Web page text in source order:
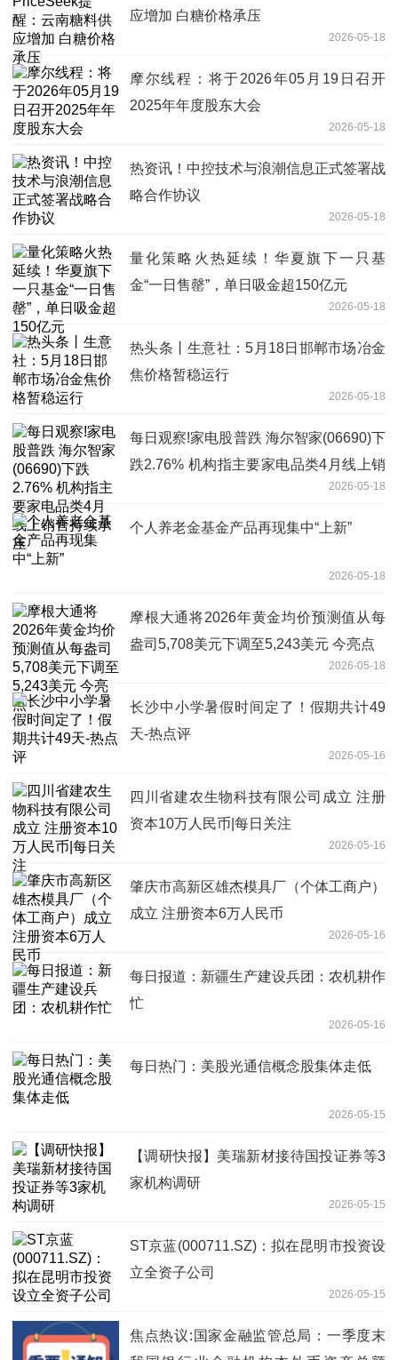
应增加 白糖价格承压
2026-05-18
摩尔线程：将于2026年05月19日召开
2025年年度股东大会
2026-05-18
热资讯！中控技术与浪潮信息正式签署战
略合作协议
2026-05-18
量化策略火热延续！华夏旗下一只基
金“一日售罄”，单日吸金超150亿元
2026-05-18
热头条丨生意社：5月18日邯郸市场冶金
焦价格暂稳运行
2026-05-18
每日观察!家电股普跌 海尔智家(06690)下
跌2.76% 机构指主要家电品类4月线上销
2026-05-18
个人养老金基金产品再现集中“上新”
2026-05-18
摩根大通将2026年黄金均价预测值从每
盎司5,708美元下调至5,243美元 今亮点
2026-05-18
长沙中小学暑假时间定了！假期共计49
天-热点评
2026-05-16
四川省建农生物科技有限公司成立 注册
资本10万人民币|每日关注
2026-05-16
肇庆市高新区雄杰模具厂（个体工商户）
成立 注册资本6万人民币
2026-05-16
每日报道：新疆生产建设兵团：农机耕作
忙
2026-05-16
每日热门：美股光通信概念股集体走低
2026-05-15
【调研快报】美瑞新材接待国投证券等3
家机构调研
2026-05-15
ST京蓝(000711.SZ)：拟在昆明市投资设
立全资子公司
2026-05-15
焦点热议:国家金融监管总局：一季度末